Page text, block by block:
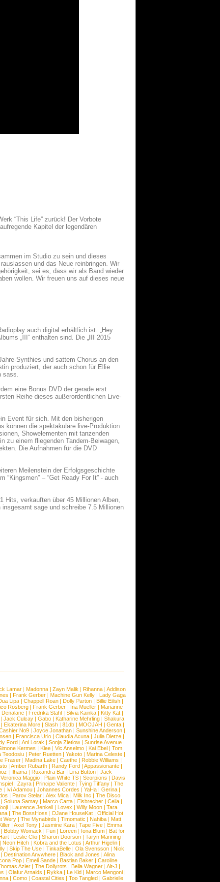
“This Life” zurück! Der Vorbote
Kapitel der legendären
im Studio zu sein und dieses
und das Neue reinbringen. Wir
sei es, dass wir als Band wieder
wollen. Wir freuen uns auf dieses neue
auch digital erhältlich ist. „Hey
„III“ enthalten sind. Die „III 2015
Synthies und sattem Chorus an den
produziert, der auch schon für Ellie
sass.
eine Bonus DVD der gerade erst
Reihe dieses außerordentlichen Live-
Event für sich. Mit den bisherigen
können die spektakuläre live-Produktion
Showelementen mit tanzenden
zu einem fliegenden Tandem-Beiwagen,
Die Aufnahmen für die DVD
Meilenstein der Erfolgsgeschichte
– “Get Ready For It” - auch
Hits, verkauften über 45 Millionen Alben,
sage und schreibe 7.5 Millionen
Lamar | Madonna | Zayn Malik | Rihanna | Addison
| Frank Gerber| Machine Gun Kelly| Lady Gaga
Lipa | Chappell Roan | Dolly Parton | Billie Eilish |
Rosberg| Frank Gerber| Ina Mueller| Marianne
Denalane | Fredrika Stahl | Silvia Kainka | Kitty Kat |
Jack Culcay | Gabo | Katharine Mehrling | Shakura
Ekaterina More| Slash| 81db| MOOJAH | Genta|
No9 | Joyce Jonathan | Sunshine Anderson |
| Francisca Urio | Claudia Acuna | Julia Dietze |
Ford | Ani Lorak | Sonja Zietlow | Sunrise Avenue |
Kermes | Klee| Vic Anselmo| Kai Ebel| Tom
Teodosiu| Peter Ruetten| Yakoto| Marina Celeste|
Fraser| Madina Lake| Caethe| Robbie Williams |
| Amber Rubarth| Randy Ford| Appassionante|
| Ilhama| Ruxandra Bar| Lina Button| Jack
Veronica Maggio| Plain White TS| Scorpions | Davis
| Zayra | Principe Valiente | Tying Tiffany | The
| Ivi Adamou | Johannes Cordes | YaHa | Gerina |
| Parov Stelar | Alex Mica | Milk Inc | The Disco
| Soluna Samay | Marco Carta | Eisbrecher | Celia |
| Laurence Jenkell| Lovex | Willy Moon| Tara
| The BossHoss | DJane HouseKat| Official Hot
Wery | The Mynabirds | Timomatic | Nahiba | Matt
| Axel Tony | Jasmine Kara | Tape Five | Emma
Bobby Womack | Fun| Loreen| Iona Blum| Bat for
| Leslie Clio| Sharon Doorson| Taryn Manning|
Neon Hitch | Kobra and the Lotus | Arthur Higelin |
| Skip The Use | TinkaBelle | Ola Svensson | Nick
Destination Anywhere| Black and Jones | Alina
Pop| Emeli Sande| Bastian Baker| Caroline
Azier| The Dollyrots | Bella Wagner| Alt-J |
| Olafur Arnalds | Rykka | Le Kid | Marco Mengoni |
| Como| Coastal Cities | Too Tangled| Gabrielle